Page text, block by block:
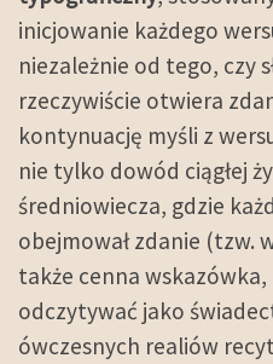
inicjowanie każdego
niezależnie od tego, czy
rzeczywiście otwiera
kontynuację myśli z
nie tylko dowód ciągłej
średniowiecza, gdzie
obejmował zdanie (tzw.
także cenna
odczytywać jako
ówczesnych realiów